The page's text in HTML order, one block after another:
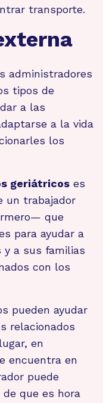
transporte.
administradores
tipos de
a las
a la vida
los
geriátricos es
un trabajador
que
para ayudar a
y a sus familias
con los
pueden ayudar
relacionados
en
encuentra en
puede
que es hora